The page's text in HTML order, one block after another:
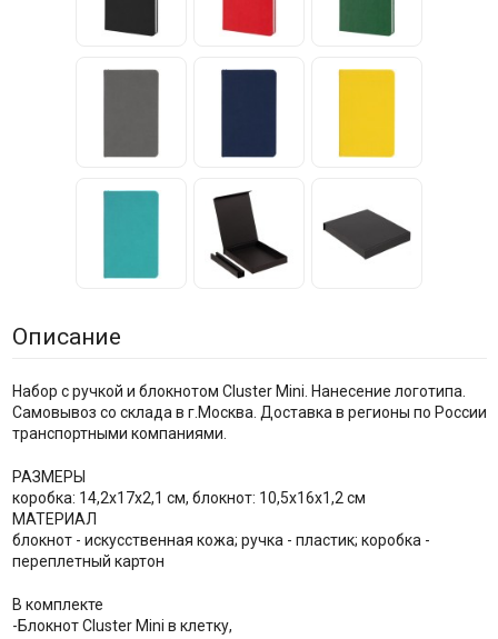
Описание
Набор с ручкой и блокнотом Cluster Mini. Нанесение логотипа.
Самовывоз со склада в г.Москва. Доставка в регионы по России
транспортными компаниями.
РАЗМЕРЫ
коробка: 14,2х17х2,1 см, блокнот: 10,5х16х1,2 см
МАТЕРИАЛ
блокнот - искусственная кожа; ручка - пластик; коробка -
переплетный картон
В комплекте
-Блокнот Cluster Mini в клетку,